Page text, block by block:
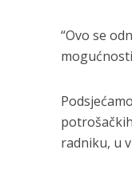
“Ovo se
radniku, u